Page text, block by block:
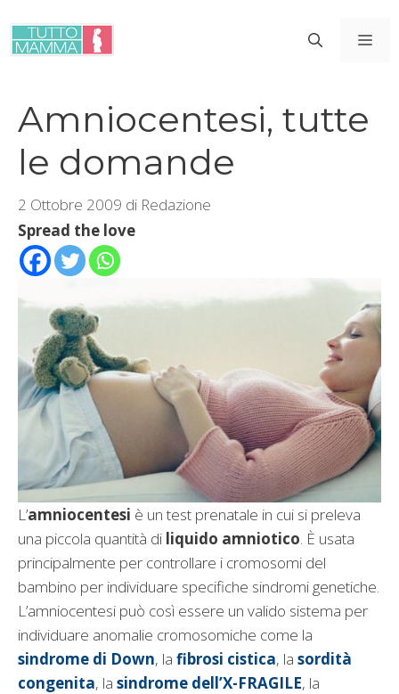
contenuto
Amniocentesi, tutte
le domande
2 Ottobre 2009 di Redazione
Spread the love
L’amniocentesi è un test prenatale in cui si preleva
una piccola quantità di liquido amniotico. È usata
principalmente per controllare i cromosomi del
bambino per individuare specifiche sindromi genetiche.
L’amniocentesi può così essere un valido sistema per
individuare anomalie cromosomiche come la
sindrome di Down, la fibrosi cistica, la sordità
congenita, la sindrome dell’X-FRAGILE, la